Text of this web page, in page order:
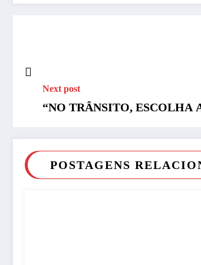
Next post
“NO TRÂNSITO, ESCOLHA
POSTAGENS